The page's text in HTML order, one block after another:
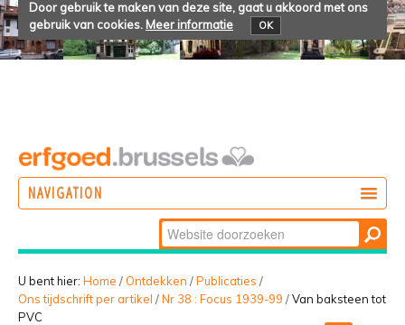
Door gebruik te maken van deze site, gaat u akkoord met ons
gebruik van cookies. Meer informatie OK
NAVIGATION
BELEVEN
Zoek
Geavanceerd
zoeken...
U bent hier: Home / Ontdekken /Publicaties /
Ons tijdschrift per artikel /Nr 38 : Focus 1939-99 /Van baksteen tot
PVC